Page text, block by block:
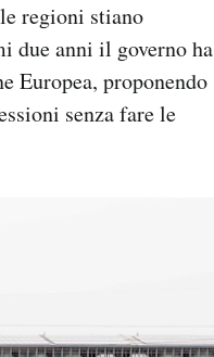
regioni stiano
due anni il governo ha
Europea, proponendo
senza fare le